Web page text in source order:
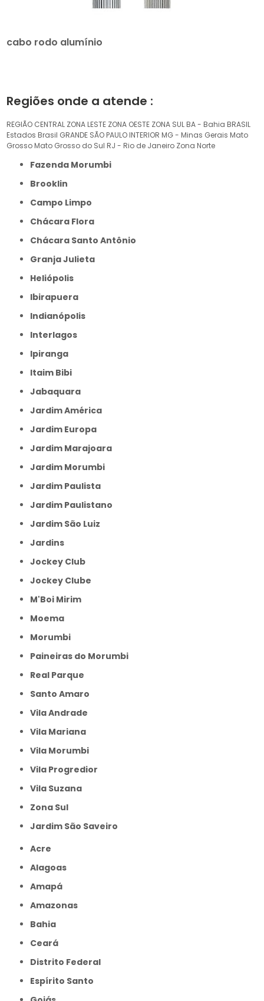
cabo rodo alumínio
Regiões onde a atende :
REGIÃO CENTRAL ZONA LESTE ZONA OESTE ZONA SUL BA - Bahia BRASIL
Estados Brasil GRANDE SÃO PAULO INTERIOR MG - Minas Gerais Mato
Grosso Mato Grosso do Sul RJ - Rio de Janeiro Zona Norte
Fazenda Morumbi
Brooklin
Campo Limpo
Chácara Flora
Chácara Santo Antônio
Granja Julieta
Heliópolis
Ibirapuera
Indianópolis
Interlagos
Ipiranga
Itaim Bibi
Jabaquara
Jardim América
Jardim Europa
Jardim Marajoara
Jardim Morumbi
Jardim Paulista
Jardim Paulistano
Jardim São Luiz
Jardins
Jockey Club
Jockey Clube
M'Boi Mirim
Moema
Morumbi
Paineiras do Morumbi
Real Parque
Santo Amaro
Vila Andrade
Vila Mariana
Vila Morumbi
Vila Progredior
Vila Suzana
Zona Sul
jardim São Saveiro
Acre
Alagoas
Amapá
Amazonas
Bahia
Ceará
Distrito Federal
Espírito Santo